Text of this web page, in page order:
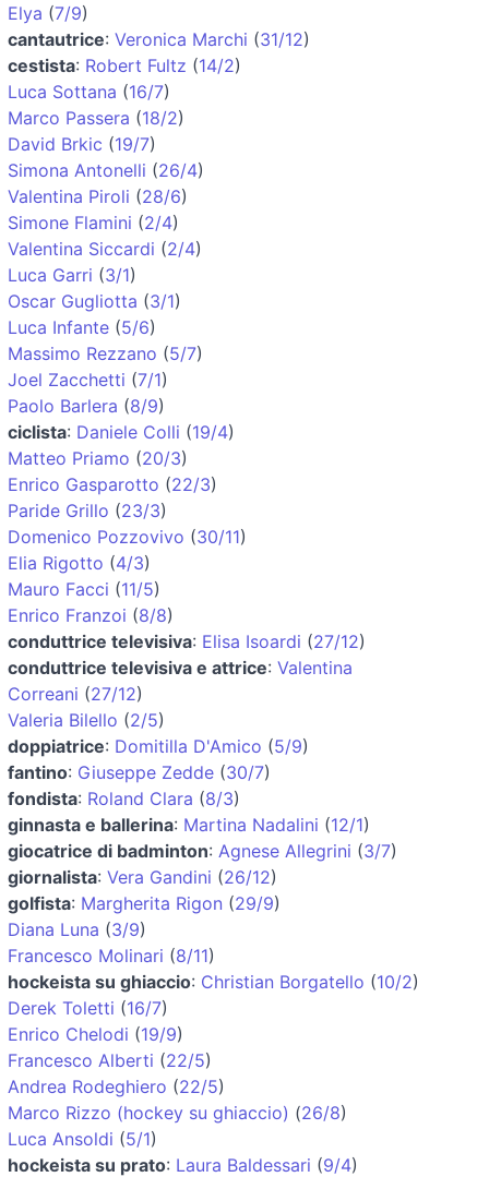
Elya (7/9)
cantautrice: Veronica Marchi (31/12)
cestista: Robert Fultz (14/2)
Luca Sottana (16/7)
Marco Passera (18/2)
David Brkic (19/7)
Simona Antonelli (26/4)
Valentina Piroli (28/6)
Simone Flamini (2/4)
Valentina Siccardi (2/4)
Luca Garri (3/1)
Oscar Gugliotta (3/1)
Luca Infante (5/6)
Massimo Rezzano (5/7)
Joel Zacchetti (7/1)
Paolo Barlera (8/9)
ciclista: Daniele Colli (19/4)
Matteo Priamo (20/3)
Enrico Gasparotto (22/3)
Paride Grillo (23/3)
Domenico Pozzovivo (30/11)
Elia Rigotto (4/3)
Mauro Facci (11/5)
Enrico Franzoi (8/8)
conduttrice televisiva: Elisa Isoardi (27/12)
conduttrice televisiva e attrice: Valentina
Correani (27/12)
Valeria Bilello (2/5)
doppiatrice: Domitilla D'Amico (5/9)
fantino: Giuseppe Zedde (30/7)
fondista: Roland Clara (8/3)
ginnasta e ballerina: Martina Nadalini (12/1)
giocatrice di badminton: Agnese Allegrini (3/7)
giornalista: Vera Gandini (26/12)
golfista: Margherita Rigon (29/9)
Diana Luna (3/9)
Francesco Molinari (8/11)
hockeista su ghiaccio: Christian Borgatello (10/2)
Derek Toletti (16/7)
Enrico Chelodi (19/9)
Francesco Alberti (22/5)
Andrea Rodeghiero (22/5)
Marco Rizzo (hockey su ghiaccio) (26/8)
Luca Ansoldi (5/1)
hockeista su prato: Laura Baldessari (9/4)